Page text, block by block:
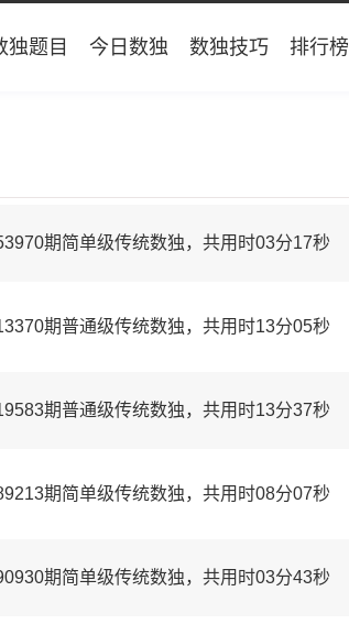
独题目 今日数独 数独技巧 排行榜
期简单级传统数独，共用时03分17秒
期普通级传统数独，共用时13分05秒
期普通级传统数独，共用时13分37秒
期简单级传统数独，共用时08分07秒
期简单级传统数独，共用时03分43秒